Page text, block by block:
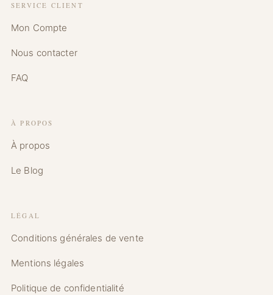
SERVICE CLIENT
Mon Compte
Nous contacter
FAQ
À PROPOS
À propos
Le Blog
LÉGAL
Conditions générales de vente
Mentions légales
Politique de confidentialité